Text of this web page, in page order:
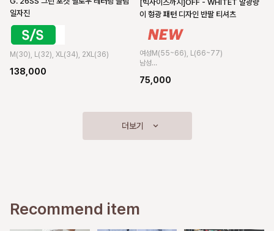
일자진
M(30), L(32), XL(34), 2XL(36)
138,000
[빅사이즈까지]OFF - WHITET 말광량
이 형광 패턴 디자인 반팔 티셔츠
여성M(55~66), L(66~77)
남성
75,000
Recommend item